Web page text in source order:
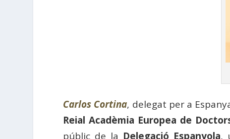
Carlos Cortina, delegat per a
Reial Acadèmia Europea de
públic de la Delegació Espanyola,